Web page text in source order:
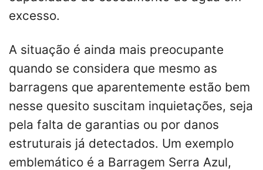
excesso.
A situação é ainda mais preocupante
quando se considera que mesmo as
barragens que aparentemente estão bem
nesse quesito suscitam inquietações, seja
pela falta de garantias ou por danos
estruturais já detectados. Um exemplo
emblemático é a Barragem Serra Azul,